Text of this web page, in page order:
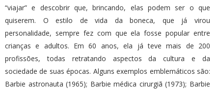
“viajar” e descobrir que, brincando, elas podem ser o que
quiserem. O estilo de vida da boneca, que já virou
personalidade, sempre fez com que ela fosse popular entre
crianças e adultos. Em 60 anos, ela já teve mais de 200
profissões, todas retratando aspectos da cultura e da
sociedade de suas épocas. Alguns exemplos emblemáticos são:
Barbie astronauta (1965); Barbie médica cirurgiã (1973); Barbie